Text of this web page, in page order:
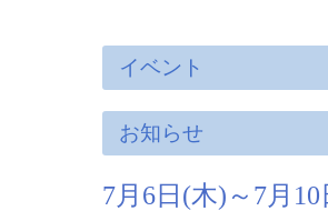
イベント
お知らせ
7月6日(木)～7月